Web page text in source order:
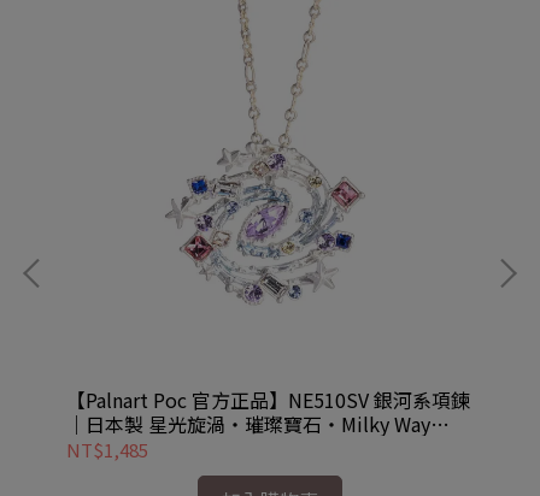
【Palnart Poc 官方正品】NE510SV 銀河系項鍊
｜日本製 星光旋渦・璀璨寶石・Milky Way
Galaxy
NT$1,485